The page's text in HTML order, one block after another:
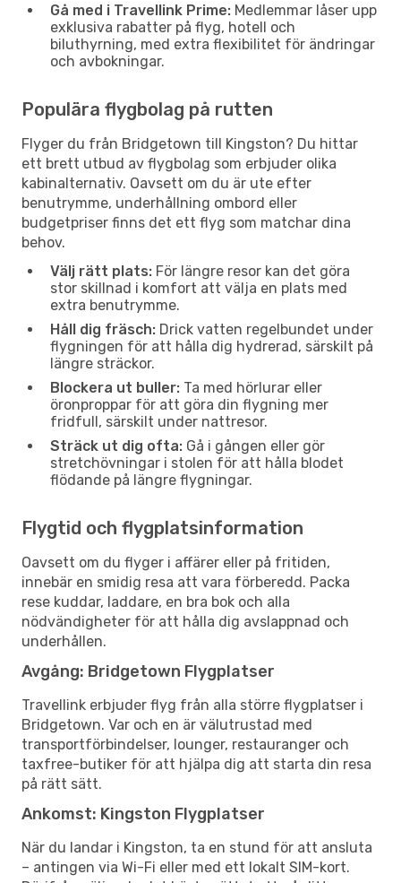
Gå med i Travellink Prime: Medlemmar låser upp
exklusiva rabatter på flyg, hotell och
biluthyrning, med extra flexibilitet för ändringar
och avbokningar.
Populära flygbolag på rutten
Flyger du från Bridgetown till Kingston? Du hittar
ett brett utbud av flygbolag som erbjuder olika
kabinalternativ. Oavsett om du är ute efter
benutrymme, underhållning ombord eller
budgetpriser finns det ett flyg som matchar dina
behov.
Välj rätt plats: För längre resor kan det göra
stor skillnad i komfort att välja en plats med
extra benutrymme.
Håll dig fräsch: Drick vatten regelbundet under
flygningen för att hålla dig hydrerad, särskilt på
längre sträckor.
Blockera ut buller: Ta med hörlurar eller
öronproppar för att göra din flygning mer
fridfull, särskilt under nattresor.
Sträck ut dig ofta: Gå i gången eller gör
stretchövningar i stolen för att hålla blodet
flödande på längre flygningar.
Flygtid och flygplatsinformation
Oavsett om du flyger i affärer eller på fritiden,
innebär en smidig resa att vara förberedd. Packa
rese kuddar, laddare, en bra bok och alla
nödvändigheter för att hålla dig avslappnad och
underhållen.
Avgång: Bridgetown Flygplatser
Travellink erbjuder flyg från alla större flygplatser i
Bridgetown. Var och en är välutrustad med
transportförbindelser, lounger, restauranger och
taxfree-butiker för att hjälpa dig att starta din resa
på rätt sätt.
Ankomst: Kingston Flygplatser
När du landar i Kingston, ta en stund för att ansluta
– antingen via Wi-Fi eller med ett lokalt SIM-kort.